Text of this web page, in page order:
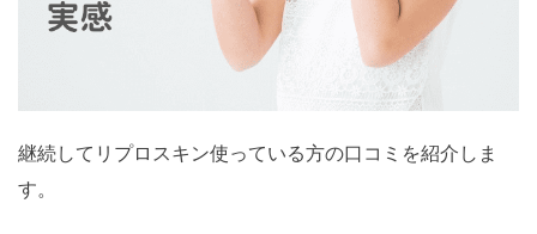
継続してリプロスキン使っている方の口コミを紹介しま
す。